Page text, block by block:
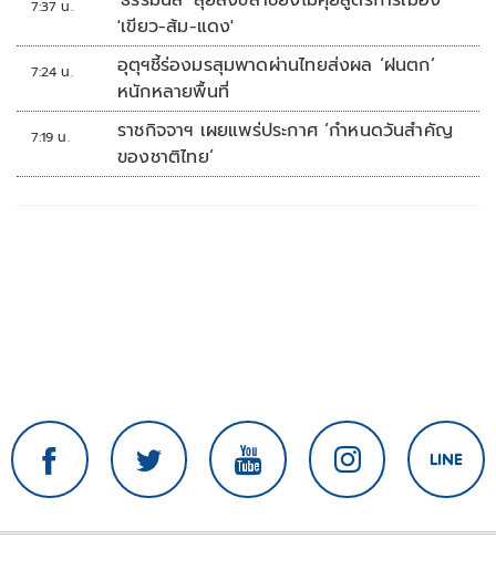
7:37 น.
'เขียว-ส้ม-แดง'
7:24 น.
อุตุฯชี้ร่องมรสุมพาดผ่านไทยส่งผล ‘ฝนตก’
หนักหลายพื้นที่
7:19 น.
ราชกิจจาฯ เผยแพร่ประกาศ ‘กำหนดวันสำคัญ
ของชาติไทย’